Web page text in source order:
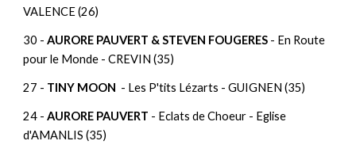
VALENCE (26)
30 -AURORE PAUVERT & STEVEN FOUGERES - En Route
pour le Monde - CREVIN (35)
27 - TINY MOON - Les P'tits Lézarts - GUIGNEN (35)
24 -AURORE PAUVERT - Eclats de Choeur - Eglise
d'AMANLIS (35)